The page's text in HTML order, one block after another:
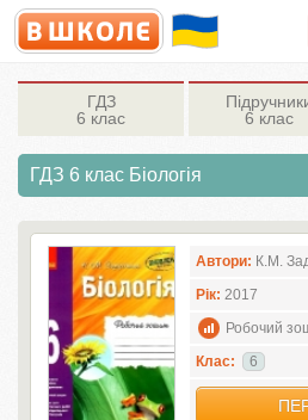
ГДЗ
6 клас
6 клас
ГДЗ 6 клас Біологія
Автори: К.М.
Рік: 2017
Робочий
Клас:
6